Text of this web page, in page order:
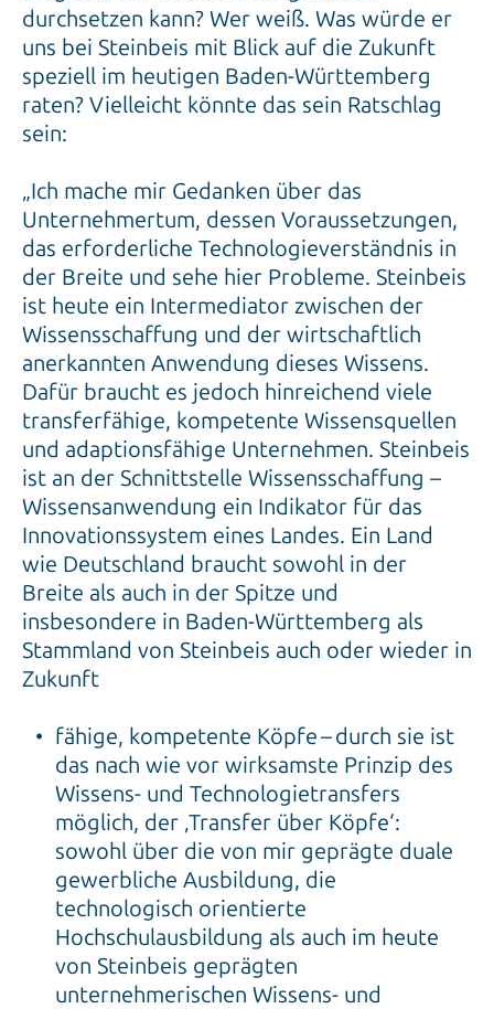
durchsetzen kann? Wer weiß. Was würde er
uns bei Steinbeis mit Blick auf die Zukunft
speziell im heutigen Baden-Württemberg
raten? Vielleicht könnte das sein Ratschlag
sein:
„Ich mache mir Gedanken über das
Unternehmertum, dessen Voraussetzungen,
das erforderliche Technologieverständnis in
der Breite und sehe hier Probleme. Steinbeis
ist heute ein Intermediator zwischen der
Wissensschaffung und der wirtschaftlich
anerkannten Anwendung dieses Wissens.
Dafür braucht es jedoch hinreichend viele
transferfähige, kompetente Wissensquellen
und adaptionsfähige Unternehmen. Steinbeis
ist an der Schnittstelle Wissensschaffung –
Wissensanwendung ein Indikator für das
Innovationssystem eines Landes. Ein Land
wie Deutschland braucht sowohl in der
Breite als auch in der Spitze und
insbesondere in Baden-Württemberg als
Stammland von Steinbeis auch oder wieder in
Zukunft
fähige, kompetente Köpfe – durch sie ist
das nach wie vor wirksamste Prinzip des
Wissens- und Technologietransfers
möglich, der ‚Transfer über Köpfe‘:
sowohl über die von mir geprägte duale
gewerbliche Ausbildung, die
technologisch orientierte
Hochschulausbildung als auch im heute
von Steinbeis geprägten
unternehmerischen Wissens- und